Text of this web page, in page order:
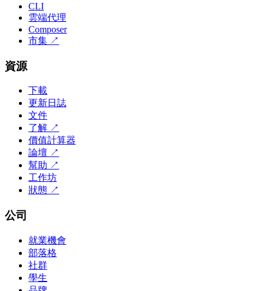
CLI
雲端代理
Composer
市集 ↗
資源
下載
更新日誌
文件
了解 ↗
價值計算器
論壇 ↗
幫助 ↗
工作坊
狀態 ↗
公司
就業機會
部落格
社群
學生